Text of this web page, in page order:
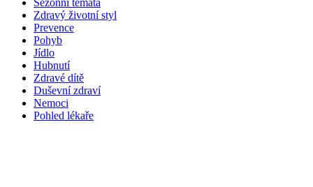
Sezónní témata
Zdravý životní styl
Prevence
Pohyb
Jídlo
Hubnutí
Zdravé dítě
Duševní zdraví
Nemoci
Pohled lékaře